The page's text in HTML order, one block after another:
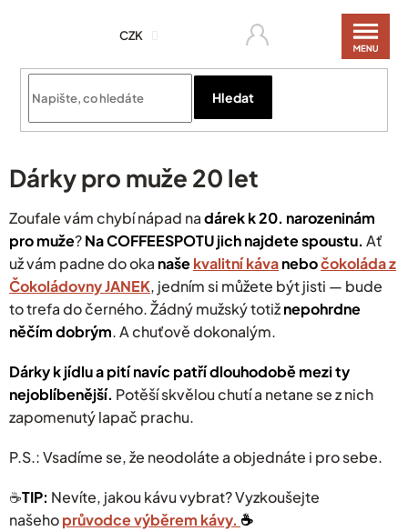
CZK
Hledat
Dárky pro muže 20 let
Zoufale vám chybí nápad nadárek k 20. narozeninám
pro muže?Na COFFEESPOTU jich najdete spoustu. Ať
už vám padne do oka našekvalitní kávanebočokoláda z
Čokoládovny JANEK, jedním si můžete být jisti — bude
to trefa do černého.Žádný mužský totižnepohrdne
něčím dobrým. A chuťově dokonalým.
Dárky k jídlu a pití navíc patří dlouhodobě mezi ty
nejoblíbenější. Potěší skvělou chutí a netane se z nich
zapomenutý lapač prachu.
P.S.: Vsadíme se, že neodoláte a objednáte i pro sebe.
☕️TIP: Nevíte, jakou kávu vybrat? Vyzkoušejte
našehoprůvodce výběrem kávy. ☕️